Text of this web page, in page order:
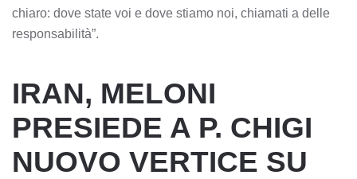
chiaro: dove state voi e dove stiamo noi, chiamati a delle
responsabilità”.
IRAN, MELONI
PRESIEDE A P. CHIGI
NUOVO VERTICE SU